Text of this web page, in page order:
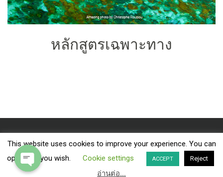
หลักสูตรเฉพาะทาง
© 2026Hidden Depths Diving - PADI Dive Resort #22684.
FacebookInstagramTripadvisorTwitterYouTube
This website uses cookies to improve your experience. You can
opt-out if you wish.
Cookie settings ACCEPT Reject
อ่านต่อ…